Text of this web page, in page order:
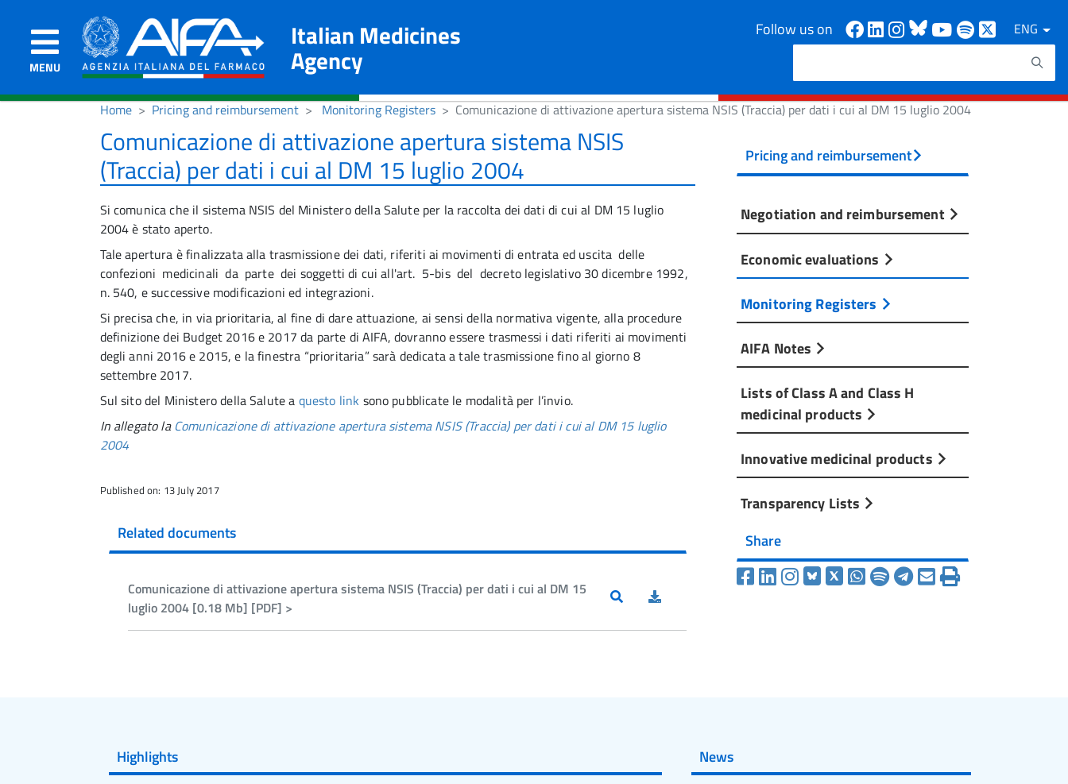
MENU
Italian Medicines
Agency
Follow us on Facebook
Linkedin
Instagram
Bluesky
Youtube
Spotify
ENGSearch
Home Pricing and reimbursement Monitoring Registers Comunicazione di attivazione apertura sistema NSIS (Traccia) per dati i cui al DM 15 luglio 2004
Comunicazione di attivazione apertura sistema NSIS
(Traccia) per dati i cui al DM 15 luglio 2004
Si comunica che il sistema NSIS del Ministero della Salute per la raccolta dei dati di cui al DM 15 luglio
2004 è stato aperto.
Tale apertura è finalizzata alla trasmissione dei dati, riferiti ai movimenti di entrata ed uscita delle
confezioni medicinali da parte dei soggetti di cui all'art. 5-bis del decreto legislativo 30 dicembre 1992,
n. 540, e successive modificazioni ed integrazioni.
Si precisa che, in via prioritaria, al fine di dare attuazione, ai sensi della normativa vigente, alla procedure
definizione dei Budget 2016 e 2017 da parte di AIFA, dovranno essere trasmessi i dati riferiti ai movimenti
degli anni 2016 e 2015, e la finestra “prioritaria” sarà dedicata a tale trasmissione fino al giorno 8
settembre 2017.
Sul sito del Ministero della Salute a questo link sono pubblicate le modalità per l’invio.
In allegato laComunicazione di attivazione apertura sistema NSIS (Traccia) per dati i cui al DM 15 luglio
2004
Published on: 13 July 2017
Related documents
Comunicazione di attivazione apertura sistema NSIS (Traccia) per dati i cui al DM 15
luglio 2004 [0.18 Mb] [PDF] >
Pricing and reimbursement
Negotiation and reimbursement
Economic evaluations
Monitoring Registers
AIFA Notes
Lists of Class A and Class H
medicinal products
Innovative medicinal products
Transparency Lists
Share
Highlights News